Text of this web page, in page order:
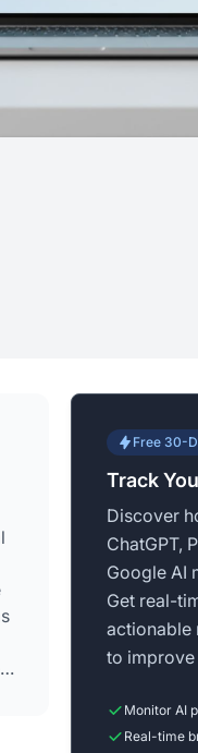
Free 30-
Track
Discover
ChatGPT,
Google AI
Get real-
actionable
to improve
Monitor AI
Real-time